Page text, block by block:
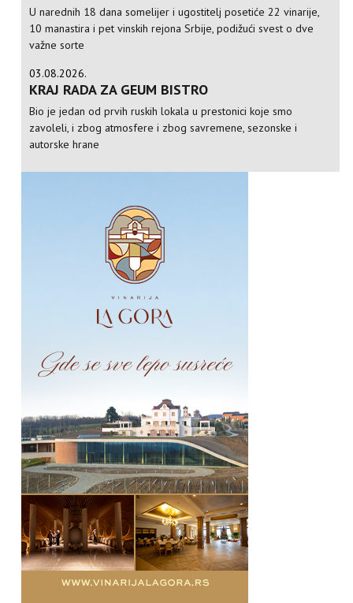
U narednih 18 dana somelijer i ugostitelj posetiće 22 vinarije,
10 manastira i pet vinskih rejona Srbije, podižući svest o dve
važne sorte
03.08.2026.
KRAJ RADA ZA GEUM BISTRO
Bio je jedan od prvih ruskih lokala u prestonici koje smo
zavoleli, i zbog atmosfere i zbog savremene, sezonske i
autorske hrane